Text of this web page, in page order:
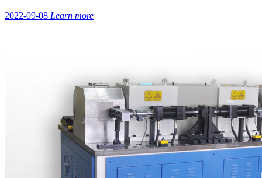
2022-09-08 Learn more